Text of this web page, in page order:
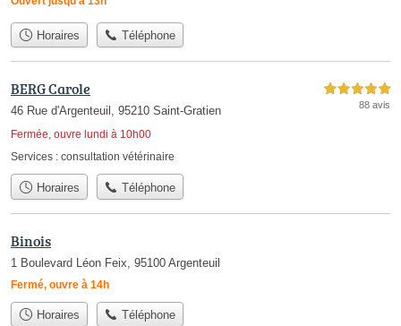
Horaires Téléphone
BERG Carole
46 Rue d'Argenteuil, 95210 Saint-Gratien
Fermée, ouvre lundi à 10h00
5,0 étoiles sur 5
88 avis
Services : consultation vétérinaire
Horaires Téléphone
Binois
1 Boulevard Léon Feix, 95100 Argenteuil
Fermé, ouvre à 14h
Horaires Téléphone